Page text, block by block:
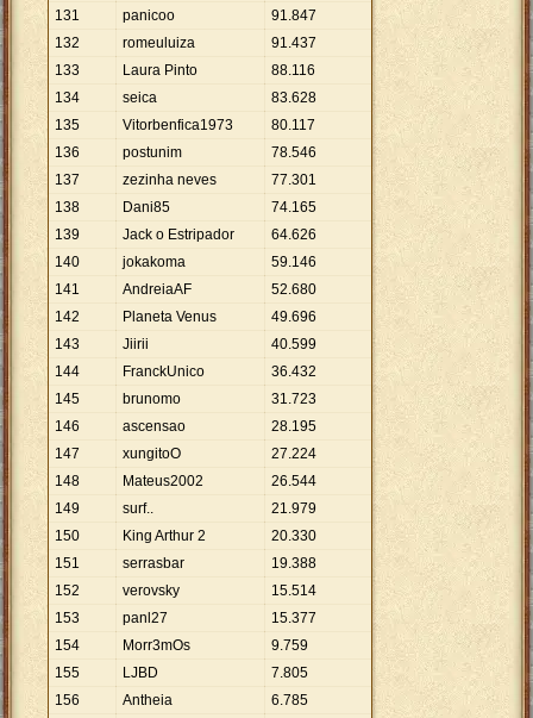
131
panicoo 91.847
132
romeuluiza 91.437
133
Laura Pinto 88.116
134
seica 83.628
135
Vitorbenfica1973 80.117
136
postunim 78.546
137
zezinha neves 77.301
138
Dani85 74.165
139
Jack o Estripador 64.626
140
jokakoma 59.146
141
AndreiaAF 52.680
142
Planeta Venus 49.696
143
Jiirii 40.599
144
FranckUnico 36.432
145
brunomo 31.723
146
ascensao 28.195
147
xungitoO 27.224
148
Mateus2002 26.544
149
surf.. 21.979
150
King Arthur 2 20.330
151
serrasbar 19.388
152
verovsky 15.514
153
panl27 15.377
154
Morr3mOs 9.759
155
LJBD 7.805
156
Antheia 6.785